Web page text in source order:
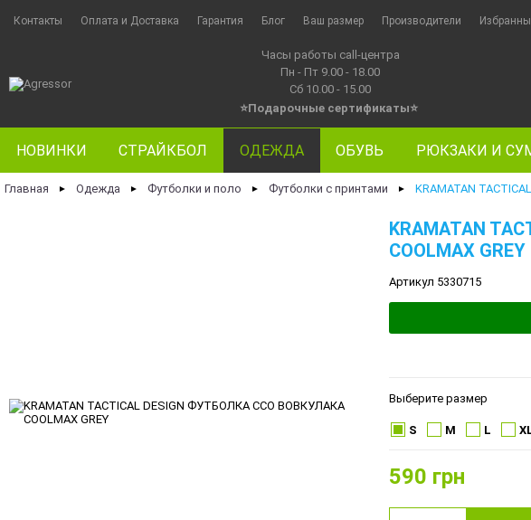
Контакты Оплата и Доставка Гарантия Блог Ваш размер Производители
Часы работы call-центра
Пн - Пт 9.00 - 18.00
Сб 10.00 - 15.00
⭐Подарочные сертификаты⭐
НОВИНКИ СТРАЙКБОЛ ОДЕЖДА ОБУВЬ РЮКЗАКИ И
Главная ► Одежда ► Футболки и поло ► Футболки с принтами ► KRAMATAN
KRAMATAN
COOLMAX GREY
Артикул 5330715
Выберите размер
S M L
590 грн